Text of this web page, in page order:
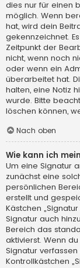
dies nur für einen
möglich. Wenn
hat, wird dein
gekennzeichnet.
Zeitpunkt der
nicht, wenn noch
oder wenn ein
überarbeitet hat.
halten, eine Notiz
wurde. Bitte
löschen können,
Nach oben
Wie kann ich
Um eine Signatur
zunächst eine
persönlichen
erstellt und
Kästchen
Signatur auch
Bereich das
aktivierst. Wenn
Signatur
Kontrollkästchen